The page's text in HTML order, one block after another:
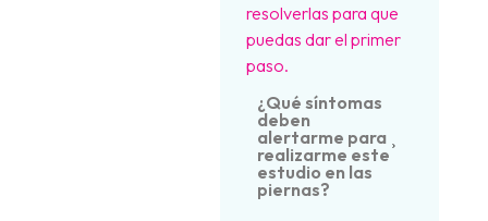
resolverlas para que
puedas dar el primer
paso.
¿Qué síntomas
deben
alertarme para
realizarme este
estudio en las
piernas?